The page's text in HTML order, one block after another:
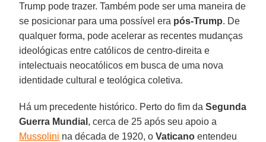
Trump pode trazer. Também pode ser uma maneira de
se posicionar para uma possível era pós-Trump. De
qualquer forma, pode acelerar as recentes mudanças
ideológicas entre católicos de centro-direita e
intelectuais neocatólicos em busca de uma nova
identidade cultural e teológica coletiva.
Há um precedente histórico. Perto do fim daSegunda
Guerra Mundial , cerca de 25 após seu apoio a
Mussolini na década de 1920, oVaticano entendeu